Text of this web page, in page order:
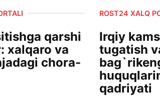
qarshi
xalqaro va
chora-
ROST24 XALQ
Irqiy
tugatish
qadriyati